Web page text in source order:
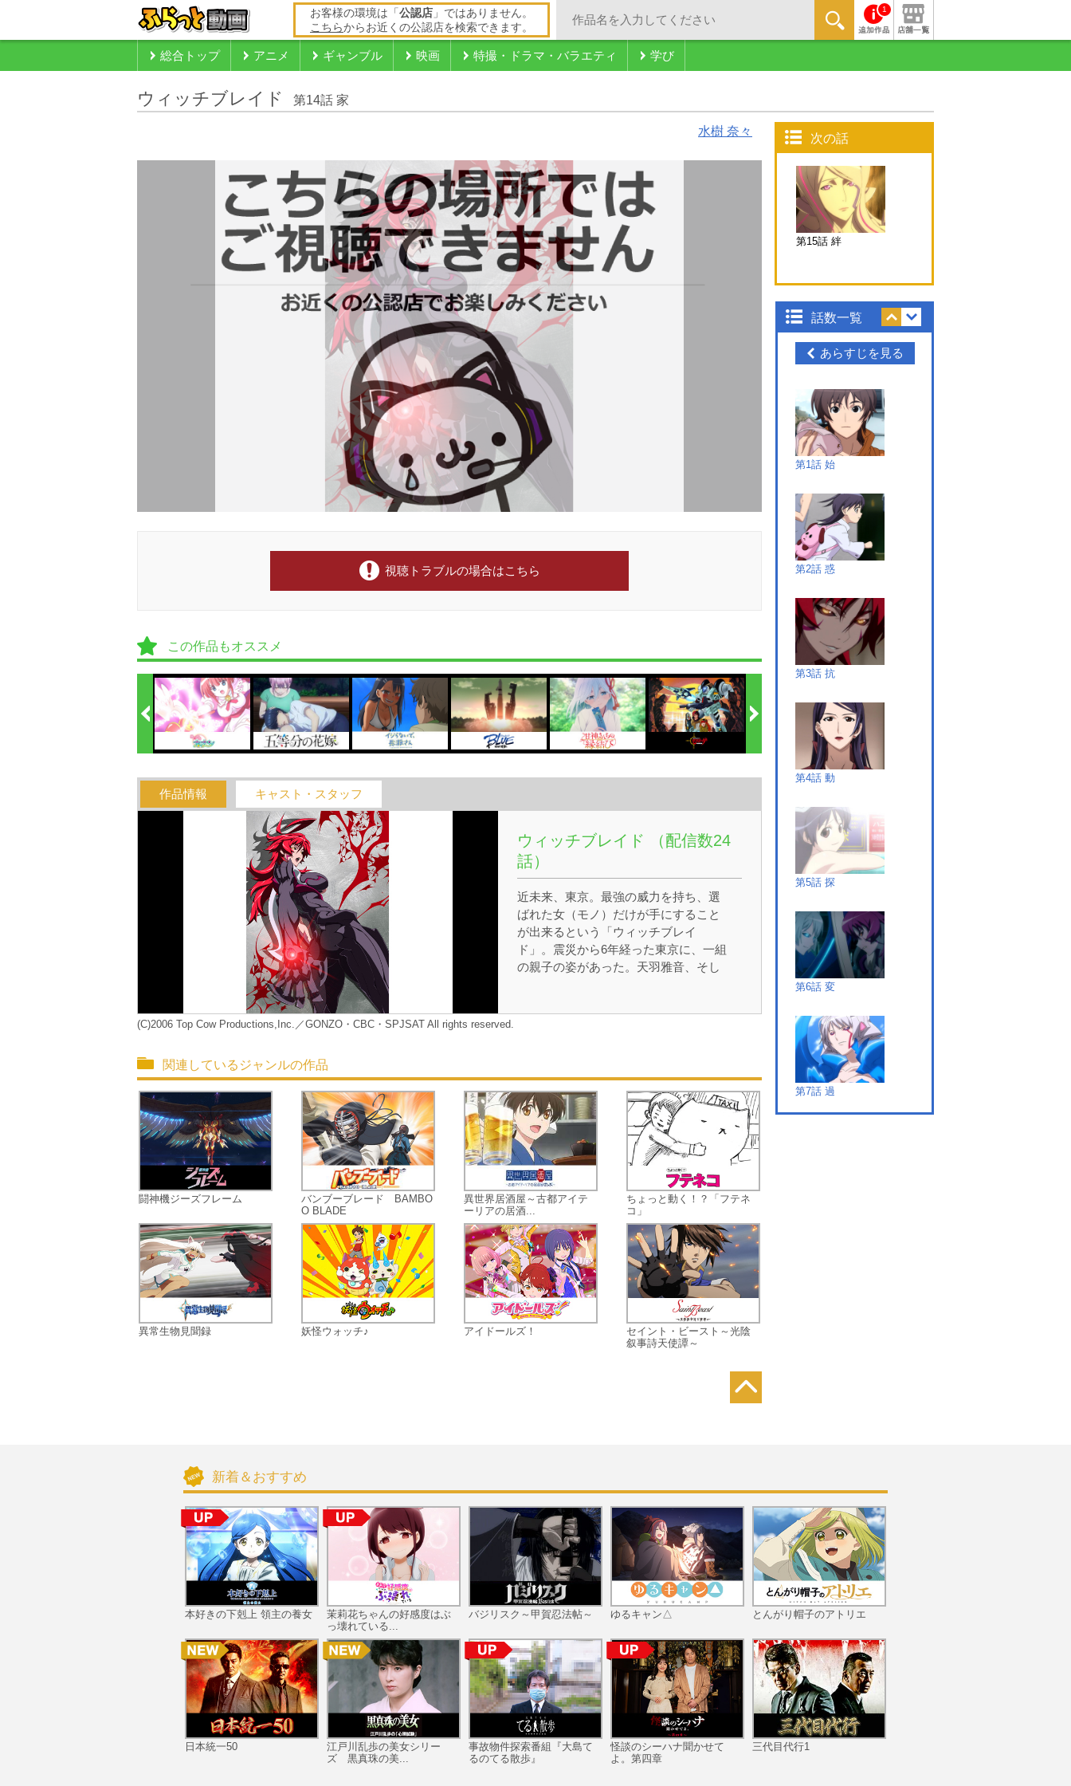
お客様の環境は「 公認店 」ではありません。
こちらからお近くの公認店を検索できます。
1
総合トップ アニメ ギャンブル 映画 特撮・ドラマ・バラエティ 学び
ウィッチブレイド 第14話 家
水樹 奈々
視聴トラブルの場合はこちら
この作品もオススメ
作品情報 キャスト・スタッフ
ウィッチブレイド （配信数24
話）
近未来、東京。最強の威力を持ち、選
ばれた女（モノ）だけが手にすること
が出来るという「ウィッチブレイ
ド」。震災から6年経った東京に、一組
の親子の姿があった。天羽雅音、そし
(C)2006 Top Cow Productions,Inc.／GONZO・CBC・SPJSAT All rights reserved.
関連しているジャンルの作品
闘神機ジーズフレーム
異常生物見聞録
バンブーブレード BAMBO
O BLADE
妖怪ウォッチ♪
異世界居酒屋～古都アイテ
ーリアの居酒...
アイドールズ！
ちょっと動く！？「フテネ
コ」
セイント・ビースト～光陰
叙事詩天使譚～
次の話
第15話 絆
話数一覧
あらすじを見る
第1話 始
第2話 惑
第3話 抗
第4話 動
第5話 探
第6話 変
第7話 過
第11話 危
第12話 囚
第13話 別
新着＆おすすめ
本好きの下剋上 領主の養女
日本統一50
茉莉花ちゃんの好感度はぶ
っ壊れている...
江戸川乱歩の美女シリー
ズ 黒真珠の美...
バジリスク～甲賀忍法帖～
事故物件探索番組『大島て
るのてる散歩』
ゆるキャン△
怪談のシーハナ聞かせて
よ。第四章
とんがり帽子のアトリエ
三代目代行1